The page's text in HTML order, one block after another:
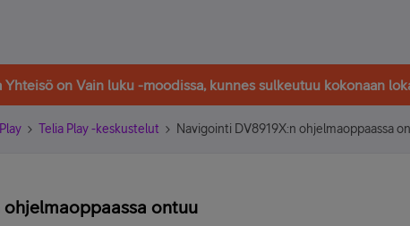
Yhteisö on Vain luku -moodissa, kunnes sulkeutuu kokonaan
Telia Play -keskustelut Navigointi DV8919X:n ohjelmaoppaassa
ontuu